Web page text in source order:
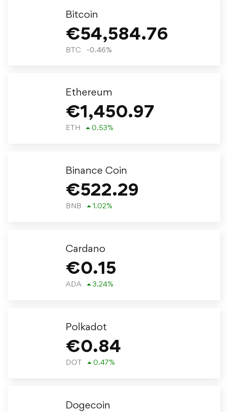
Bitcoin
€54,584.76
BTC -0.46%
Ethereum
€1,450.97
ETH 0.53%
Binance Coin
€522.29
BNB 1.02%
Cardano
€0.15
ADA 3.24%
Polkadot
€0.84
DOT 0.47%
Dogecoin